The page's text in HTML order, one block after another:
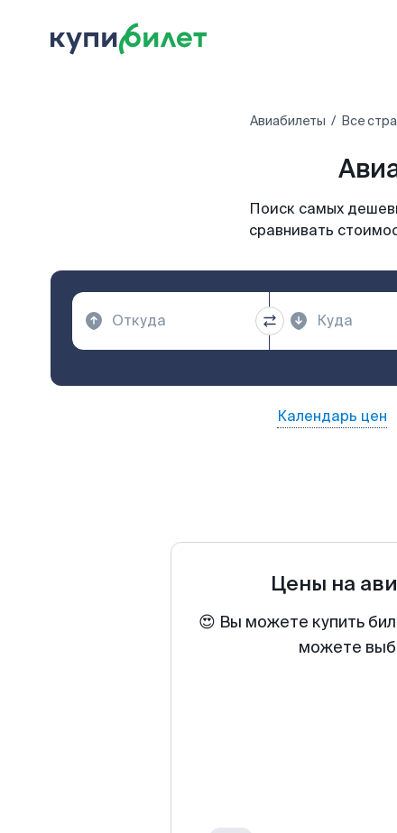
Авиабилеты Все
Поиск самых
сравнивать
Календарь цен
Цены на
😍 Вы можете купить
можете